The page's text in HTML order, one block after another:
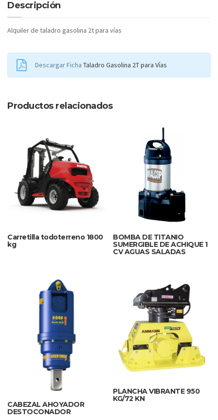
Descripción
Alquiler de taladro gasolina 2t para vías
Descargar Ficha Taladro Gasolina 2T para Vías
Productos relacionados
Carretilla todoterreno 1800
kg
BOMBA DE TITANIO
SUMERGIBLE DE ACHIQUE 1
CV AGUAS SALADAS
CABEZAL AHOYADOR
DESTOCONADOR
PLANCHA VIBRANTE 950
KG/72 KN